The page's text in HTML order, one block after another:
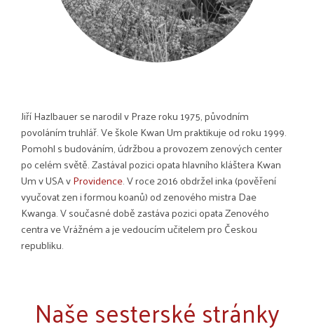
Jiří Hazlbauer se narodil v Praze roku 1975, původním
povoláním truhlář. Ve škole Kwan Um praktikuje od roku 1999.
Pomohl s budováním, údržbou a provozem zenových center
po celém světě. Zastával pozici opata hlavního kláštera Kwan
Um v USA vProvidence. V roce 2016 obdržel inka (pověření
vyučovat zen i formou koanů) od zenového mistra Dae
Kwanga.V současné době zastáva pozici opata Zenového
centra ve Vrážném a je vedoucím učitelem pro Českou
republiku.
Naše sesterské stránky